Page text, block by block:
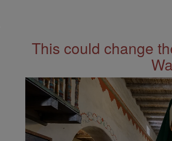
This could change